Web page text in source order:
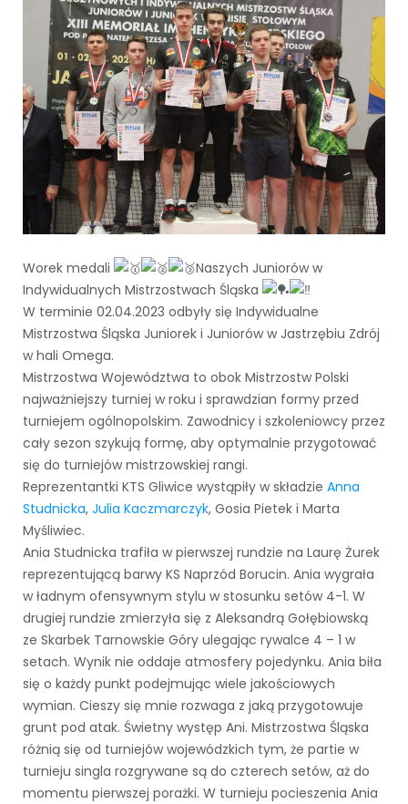
Worek medali
Naszych Juniorów w
Indywidualnych Mistrzostwach Śląska
W terminie 02.04.2023 odbyły się Indywidualne
Mistrzostwa Śląska Juniorek i Juniorów w Jastrzębiu Zdrój
w hali Omega.
Mistrzostwa Województwa to obok Mistrzostw Polski
najważniejszy turniej w roku i sprawdzian formy przed
turniejem ogólnopolskim. Zawodnicy i szkoleniowcy przez
cały sezon szykują formę, aby optymalnie przygotować
się do turniejów mistrzowskiej rangi.
Reprezentantki KTS Gliwice wystąpiły w składzie Anna
Studnicka, Julia Kaczmarczyk, Gosia Pietek i Marta
Myśliwiec.
Ania Studnicka trafiła w pierwszej rundzie na Laurę Żurek
reprezentującą barwy KS Naprzód Borucin. Ania wygrała
w ładnym ofensywnym stylu w stosunku setów 4-1. W
drugiej rundzie zmierzyła się z Aleksandrą Gołębiowską
ze Skarbek Tarnowskie Góry ulegając rywalce 4 – 1 w
setach. Wynik nie oddaje atmosfery pojedynku. Ania biła
się o każdy punkt podejmując wiele jakościowych
wymian. Cieszy się mnie rozwaga z jaką przygotowuje
grunt pod atak. Świetny występ Ani. Mistrzostwa Śląska
różnią się od turniejów wojewódzkich tym, że partie w
turnieju singla rozgrywane są do czterech setów, aż do
momentu pierwszej porażki. W turnieju pocieszenia Ania